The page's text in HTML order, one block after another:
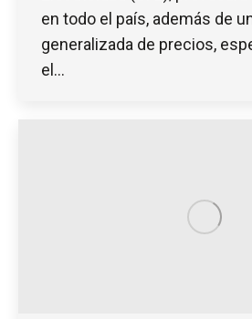
en todo el país, además de
generalizada de precios,
el…